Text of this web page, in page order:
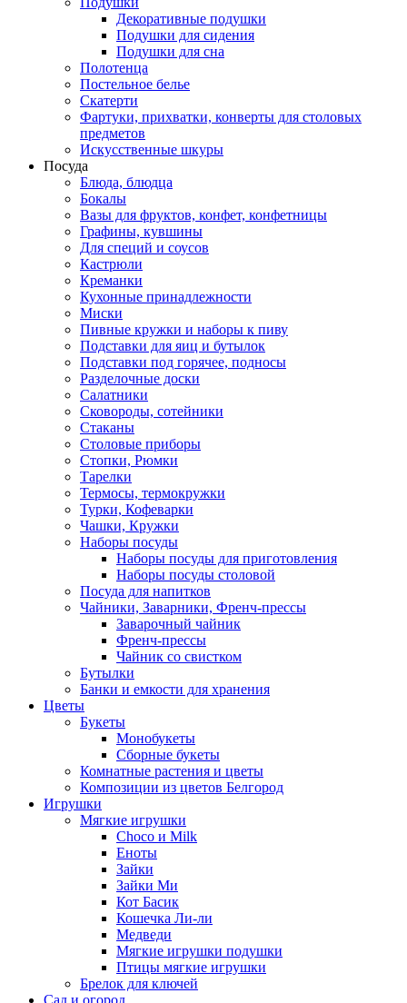
Декоративные подушки
Подушки для сидения
Подушки для сна
Полотенца
Постельное белье
Скатерти
Фартуки, прихватки, конверты для столовых
предметов
Искусственные шкуры
Посуда
Блюда, блюдца
Бокалы
Вазы для фруктов, конфет, конфетницы
Графины, кувшины
Для специй и соусов
Кастрюли
Креманки
Кухонные принадлежности
Миски
Пивные кружки и наборы к пиву
Подставки для яиц и бутылок
Подставки под горячее, подносы
Разделочные доски
Салатники
Сковороды, сотейники
Стаканы
Столовые приборы
Стопки, Рюмки
Тарелки
Термосы, термокружки
Турки, Кофеварки
Чашки, Кружки
Наборы посуды
Наборы посуды для приготовления
Наборы посуды столовой
Посуда для напитков
Чайники, Заварники, Френч-прессы
Заварочный чайник
Френч-прессы
Чайник со свистком
Бутылки
Банки и емкости для хранения
Цветы
Букеты
Монобукеты
Сборные букеты
Комнатные растения и цветы
Композиции из цветов Белгород
Игрушки
Мягкие игрушки
Choco и Milk
Еноты
Зайки
Зайки Ми
Кот Басик
Кошечка Ли-ли
Медведи
Мягкие игрушки подушки
Птицы мягкие игрушки
Брелок для ключей
Сад и огород